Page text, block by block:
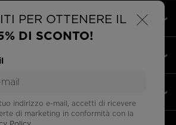
×
PER OTTENERE IL
DI SCONTO!
indirizzo e-mail, accetti di ricevere
di marketing in conformità con la